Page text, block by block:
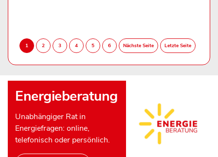
Energieberatung
Unabhängiger Rat in
Energiefragen: online,
telefonisch oder persönlich.